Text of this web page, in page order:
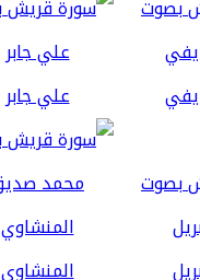
علي جابر
المنشاوي